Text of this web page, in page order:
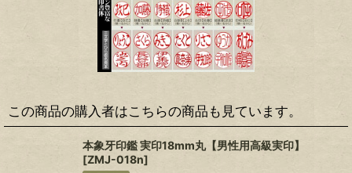
この商品の購入者はこちらの商品も見ています。
本象牙印鑑 実印18mm丸【男性用高級実印】
[ZMJ-018n]